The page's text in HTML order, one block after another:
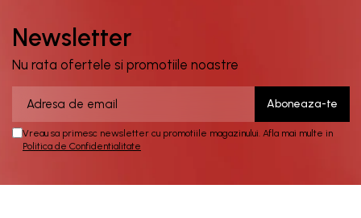
Newsletter
Nu rata ofertele si promotiile noastre
Vreau sa primesc newsletter cu promotiile magazinului. Afla mai multe in
Politica de Confidentialitate